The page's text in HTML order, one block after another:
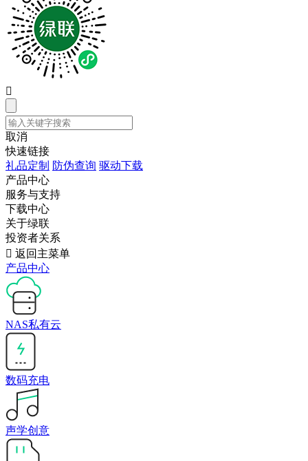

取消
快速链接
礼品定制 防伪查询 驱动下载
产品中心
服务与支持
下载中心
关于绿联
投资者关系
 返回主菜单
产品中心
NAS私有云
数码充电
声学创意